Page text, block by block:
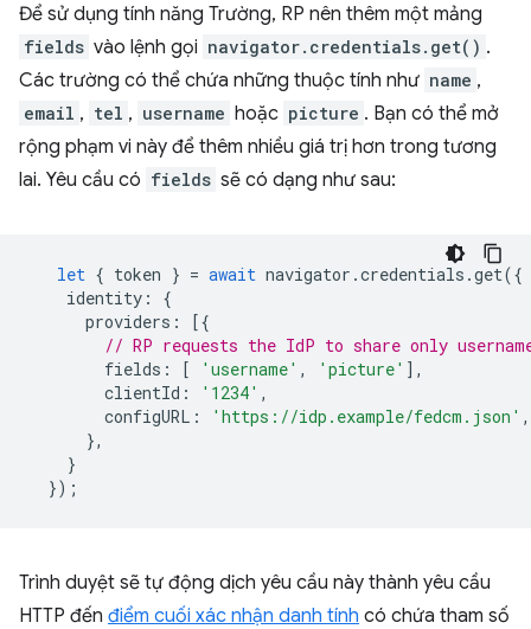
Để sử dụng tính năng Trường, RP nên thêm một mảng
fields vào lệnh gọi navigator.credentials.get() .
Các trường có thể chứa những thuộc tính như name ,
email , tel , username hoặc picture . Bạn có thể mở
rộng phạm vi này để thêm nhiều giá trị hơn trong tương
lai. Yêu cầu có fields sẽ có dạng như sau:
let { token } = await navigator .credentials .get({
identity :
{
providers :
[{
// RP requests the IdP to share only
fields : [ 'username' , 'picture' ],
clientId : '1234' ,
configURL : 'https://idp.example/fedcm.json' ,
},
}
});
Trình duyệt sẽ tự động dịch yêu cầu này thành yêu cầu
HTTP đến điểm cuối xác nhận danh tính có chứa tham số